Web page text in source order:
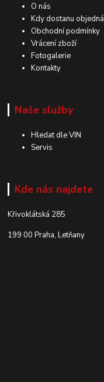
O nás
Kdy dostanu
Obchodní podmínky
Vrácení zboží
Fotogalerie
Kontakty
Naše služby
Hledat dle VIN
Servis
Kde nás najdete
Křivoklátská 285
199 00 Praha, Letňany